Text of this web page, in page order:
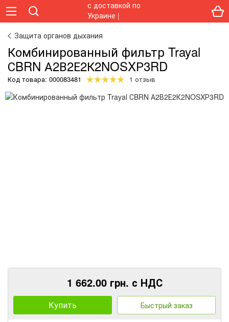
Защита органов дыхания
Комбинированный фильтр Trayal
СBRN А2В2Е2К2NOSXР3RD
Код товара: 000083481 1 отзыв
1 662.00 грн. с НДС
Купить Быстрый заказ